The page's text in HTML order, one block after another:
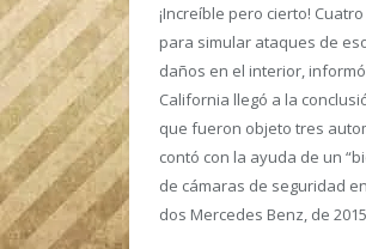
¡Increíble pero cierto!
para simular ataques de
daños en el interior,
California llegó a la
que fueron objeto tres
contó con la ayuda de un
de cámaras de seguridad
dos Mercedes Benz, de